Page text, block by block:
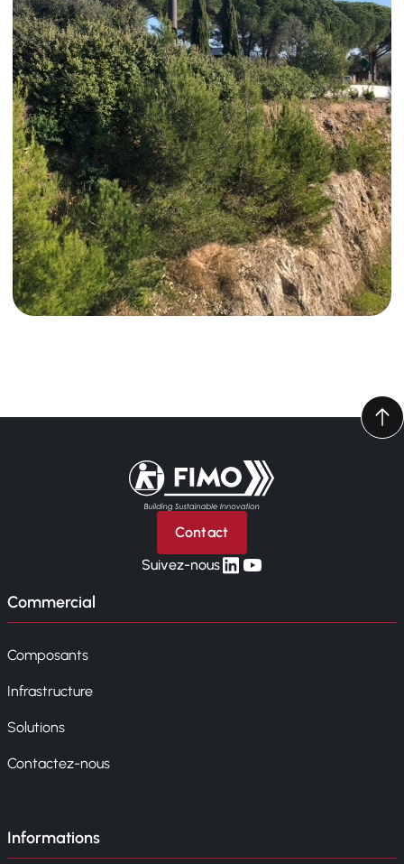
Retour à l'accueil
Contact
Suivez-nouslinkedin
yt
Commercial
Composants
Infrastructure
Solutions
Contactez-nous
Informations